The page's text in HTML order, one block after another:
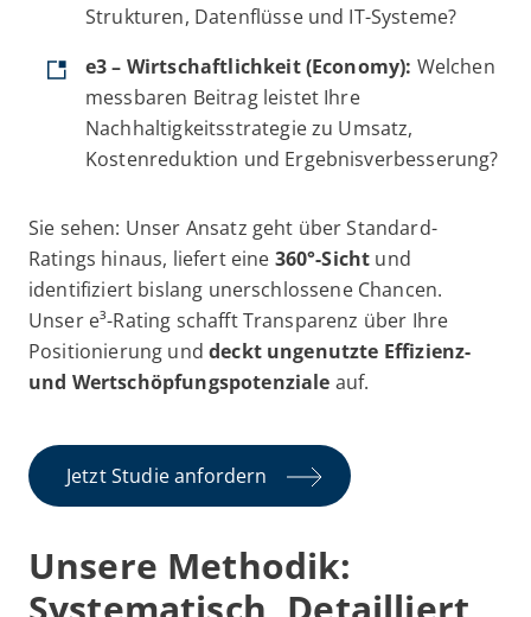
Strukturen, Datenflüsse und IT-Systeme?
e3 – Wirtschaftlichkeit (Economy): Welchen
messbaren Beitrag leistet Ihre
Nachhaltigkeitsstrategie zu Umsatz,
Kostenreduktion und Ergebnisverbesserung?
Sie sehen: Unser Ansatz geht über Standard-
Ratings hinaus, liefert eine 360°-Sicht und
identifiziert bislang unerschlossene Chancen.
Unser e³-Rating schafft Transparenz über Ihre
Positionierung unddeckt ungenutzte Effizienz-
und Wertschöpfungspotenziale auf.
Jetzt Studie anfordern
Unsere Methodik: